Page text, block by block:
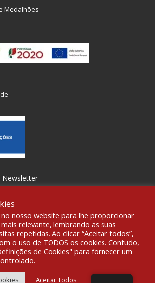
Medalhões
Newsletter
Gravoplot-Gravação,Impressão e
Fibra Design.
no nosso website para lhe proporcionar
relevante, lembrando as suas
repetidas. Ao clicar “Aceitar todos”,
o uso de TODOS os cookies. Contudo,
de Cookies" para fornecer um
Aceitar Todos